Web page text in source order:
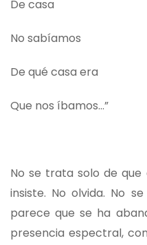
De casa
No sabíamos
De qué casa era
Que nos íbamos…”
No se trata solo de que
insiste. No olvida. No
parece que se ha
presencia espectral,